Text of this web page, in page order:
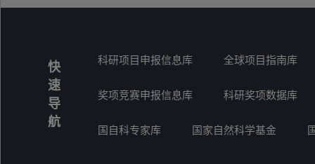
快
速
导
航
科研项目申报信息库 全球项目指南库
奖项竞赛申报信息库 科研奖项数据库
国自科专家库 国家自然科学基金